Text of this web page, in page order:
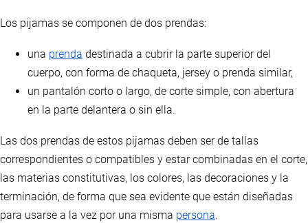
Los pijamas se componen de dos prendas:
una prenda destinada a cubrir la parte superior del
cuerpo, con forma de chaqueta, jersey o prenda similar,
un pantalón corto o largo, de corte simple, con abertura
en la parte delantera o sin ella.
Las dos prendas de estos pijamas deben ser de tallas
correspondientes o compatibles y estar combinadas en el corte,
las materias constitutivas, los colores, las decoraciones y la
terminación, de forma que sea evidente que están diseñadas
para usarse a la vez por una misma persona.